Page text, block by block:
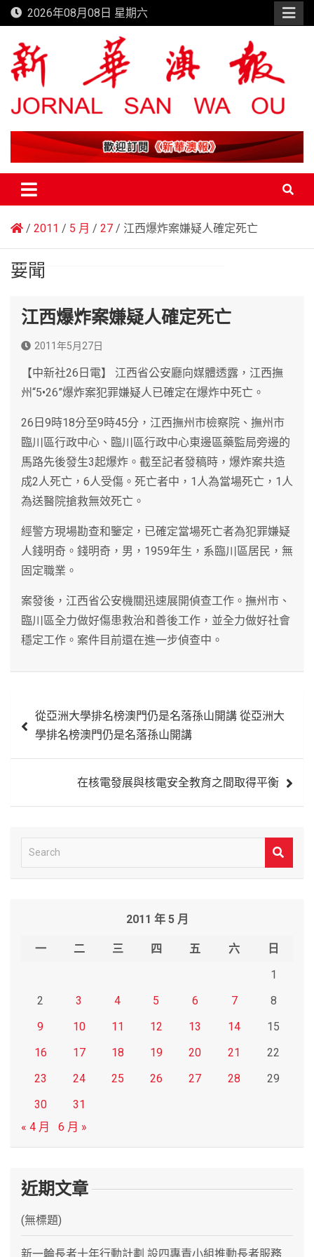
Skip
to
content
2026年08月08日 星期六
新華澳報
2011 5 月 27 江西爆炸案嫌疑人確定死亡
要聞
江西爆炸案嫌疑人確定死亡
2011年5月27日
【中新社26日電】 江西省公安廳向媒體透露，江西撫
州“5•26”爆炸案犯罪嫌疑人已確定在爆炸中死亡。
26日9時18分至9時45分，江西撫州市檢察院、撫州市
臨川區行政中心、臨川區行政中心東邊區藥監局旁邊的
馬路先後發生3起爆炸。截至記者發稿時，爆炸案共造
成2人死亡，6人受傷。死亡者中，1人為當場死亡，1人
為送醫院搶救無效死亡。
經警方現場勘查和鑒定，已確定當場死亡者為犯罪嫌疑
人錢明奇。錢明奇，男，1959年生，系臨川區居民，無
固定職業。
案發後，江西省公安機關迅速展開偵查工作。撫州市、
臨川區全力做好傷患救治和善後工作，並全力做好社會
穩定工作。案件目前還在進一步偵查中。
章 從亞洲大學排名榜澳門仍是名落孫山開講 從亞洲大
學排名榜澳門仍是名落孫山開講
在核電發展與核電安全教育之間取得平衡
e
2011 年 5 月
一 二 三 四 五 六
日
1
2
3 4 5 6 7
8
9
10 11 12 13 14
15
16
17 18 19 20 21
22
23
24 25 26 27 28
29
30
31
« 4 月
6 月 »
近期文章
(無標題)
新一輪長者十年行動計劃 設四專責小組推動長者服務